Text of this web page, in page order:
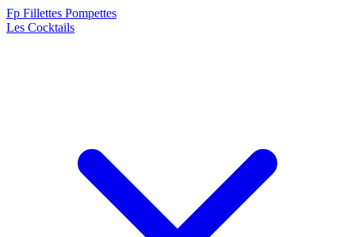
Fp Fillettes Pompettes
Les Cocktails